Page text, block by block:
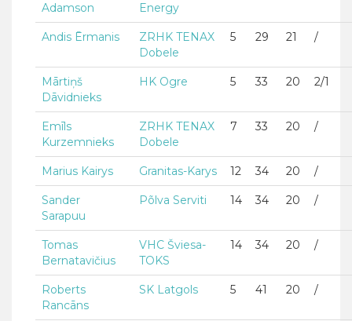
Adamson
Energy
Andis Ērmanis
ZRHK TENAX
Dobele
5 29 21 /
Mārtiņš
Dāvidnieks
HK Ogre 5 33 20 2/1
Emīls
Kurzemnieks
ZRHK TENAX
Dobele
7 33 20 /
Marius Kairys Granitas-Karys 12 34 20 /
Sander
Sarapuu
Põlva Serviti 14 34 20 /
Tomas
Bernatavičius
VHC Šviesa-
TOKS
14 34 20 /
Roberts
Rancāns
SK Latgols 5 41 20 /